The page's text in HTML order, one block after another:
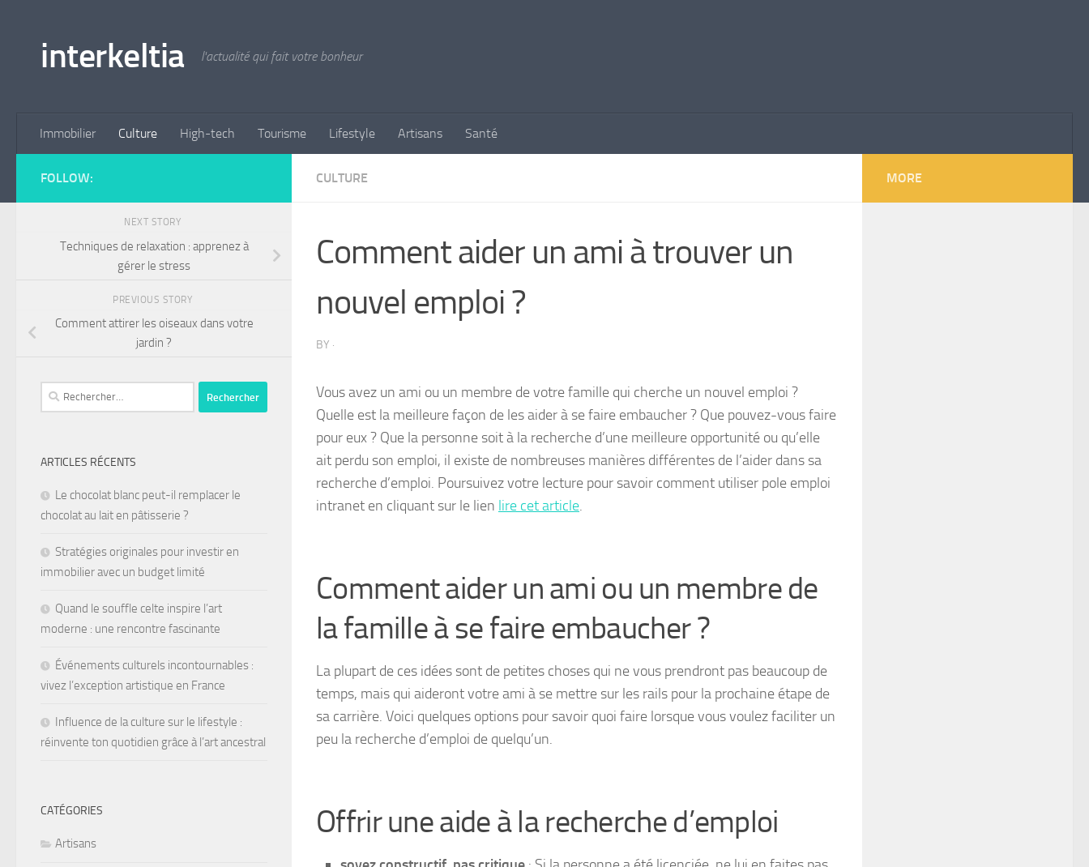
interkeltia l'actualité qui fait votre bonheur
Immobilier Culture High-tech Tourisme Lifestyle Artisans Santé
CULTURE
Comment aider un ami à trouver un
nouvel emploi ?
BY ·
Vous avez un ami ou un membre de votre famille qui cherche un nouvel emploi ?
Quelle est la meilleure façon de les aider à se faire embaucher ? Que pouvez-vous faire
pour eux ? Que la personne soit à la recherche d’une meilleure opportunité ou qu’elle
ait perdu son emploi, il existe de nombreuses manières différentes de l’aider dans sa
recherche d’emploi. Poursuivez votre lecture pour savoir comment utiliser pole emploi
intranet en cliquant sur le lien lire cet article.
Comment aider un ami ou un membre de
la famille à se faire embaucher ?
La plupart de ces idées sont de petites choses qui ne vous prendront pas beaucoup de
temps, mais qui aideront votre ami à se mettre sur les rails pour la prochaine étape de
sa carrière. Voici quelques options pour savoir quoi faire lorsque vous voulez faciliter un
peu la recherche d’emploi de quelqu’un.
Offrir une aide à la recherche d’emploi
FOLLOW:
NEXT STORY
Techniques de relaxation : apprenez à
gérer le stress
PREVIOUS STORY
Comment attirer les oiseaux dans votre
jardin ?
ARTICLES RÉCENTS
Le chocolat blanc peut-il remplacer le
chocolat au lait en pâtisserie ?
Stratégies originales pour investir en
immobilier avec un budget limité
Quand le souffle celte inspire l’art
moderne : une rencontre fascinante
Événements culturels incontournables :
vivez l’exception artistique en France
Influence de la culture sur le lifestyle :
réinvente ton quotidien grâce à l’art ancestral
CATÉGORIES
Artisans
MORE